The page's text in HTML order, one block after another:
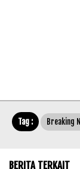
Tag : Breaking
BERITA TERKAIT